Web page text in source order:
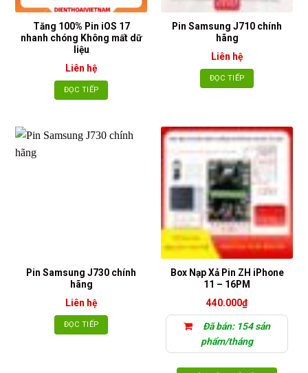
Tăng 100% Pin iOS 17
nhanh chóng Không mất dữ
liệu
Liên hệ
ĐỌC TIẾP
Pin Samsung J710 chính
hãng
Liên hệ
ĐỌC TIẾP
Pin Samsung J730 chính
hãng
Liên hệ
ĐỌC TIẾP
Box Nạp Xả Pin ZH iPhone
11 – 16PM
440.000₫
Đã bán: 154 sản
phẩm/tháng